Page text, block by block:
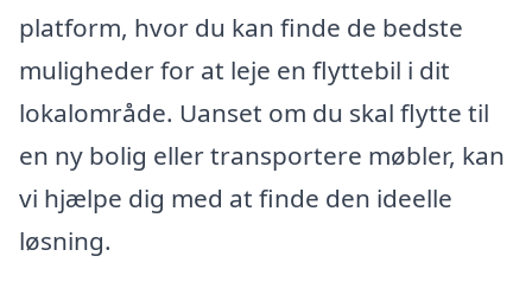
platform, hvor du kan finde de bedste
muligheder for at leje en flyttebil i dit
lokalområde. Uanset om du skal flytte til
en ny bolig eller transportere møbler, kan
vi hjælpe dig med at finde den ideelle
løsning.